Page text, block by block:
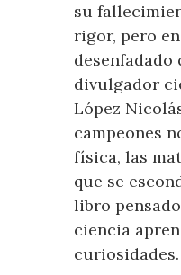
su
rigor, pero
divulgador
López
campeones
física, las
que se
libro
ciencia
curiosidades.